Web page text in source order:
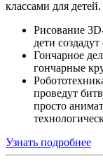
классами для детей.
Рисование
дети
Гончарное
гончарные
проведут
просто
Узнать подробнее